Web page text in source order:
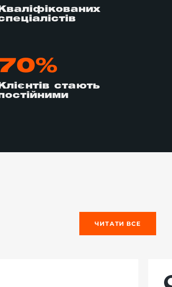
Кваліфікованих
Клієнтів стають
ЧИТАТИ ВСЕ